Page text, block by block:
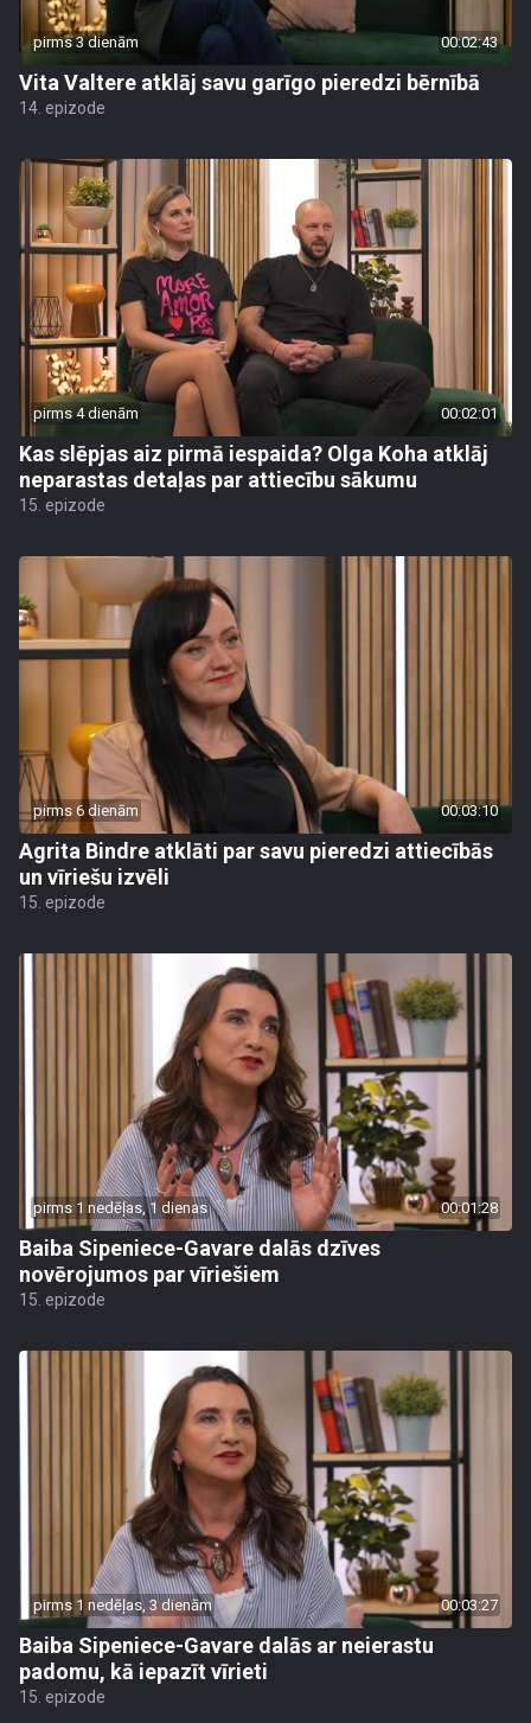
pirms 3 dienām 00:02:43
Vita Valtere atklāj savu garīgo pieredzi bērnībā
14. epizode
pirms 4 dienām 00:02:01
Kas slēpjas aiz pirmā iespaida? Olga Koha atklāj
neparastas detaļas par attiecību sākumu
15. epizode
pirms 6 dienām 00:03:10
Agrita Bindre atklāti par savu pieredzi attiecībās
un vīriešu izvēli
15. epizode
pirms 1 nedēļas, 1 dienas 00:01:28
Baiba Sipeniece-Gavare dalās dzīves
novērojumos par vīriešiem
15. epizode
pirms 1 nedēļas, 3 dienām 00:03:27
Baiba Sipeniece-Gavare dalās ar neierastu
padomu, kā iepazīt vīrieti
15. epizode